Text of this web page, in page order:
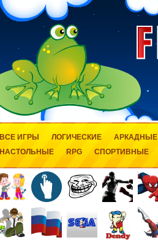
ВСЕ ИГРЫ ЛОГИЧЕСКИЕ АРКАДНЫЕ
НАСТОЛЬНЫЕ
RPG СПОРТИВНЫЕ